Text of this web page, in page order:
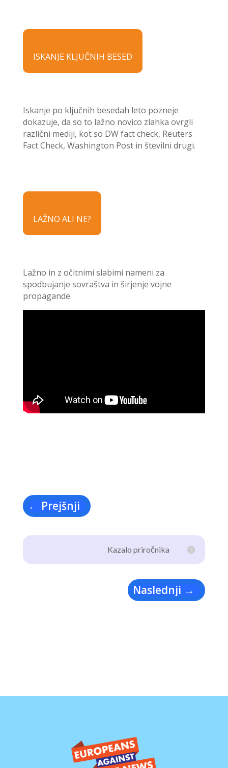
ISKANJE KLJUČNIH BESED
Iskanje po ključnih besedah leto pozneje
dokazuje, da so to lažno novico zlahka ovrgli
različni mediji, kot so DW fact check, Reuters
Fact Check, Washington Post in številni drugi.
LAŽNO ALI NE?
Lažno in z očitnimi slabimi nameni za
spodbujanje sovraštva in širjenje vojne
propagande.
← Prejšnji
Kazalo priročnika
Naslednji →